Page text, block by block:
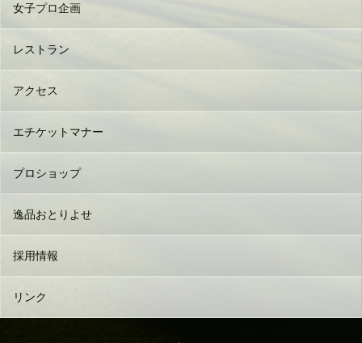
女子プロ企画
レストラン
アクセス
エチケットマナー
プロショップ
逸品おとりよせ
採用情報
リンク